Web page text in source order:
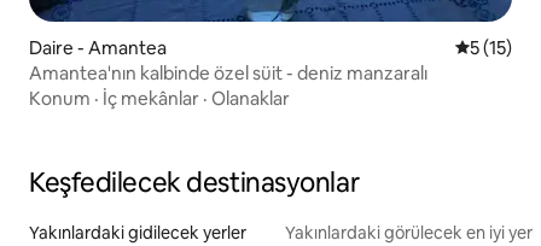
Daire - Amantea 55 (15)
Amantea'nın kalbinde özel süit - deniz manzaralı
Konum · İç mekânlar · Olanaklar
Keşfedilecek destinasyonlar
Yakınlardaki gidilecek yerler Yakınlardaki görülecek en iyi